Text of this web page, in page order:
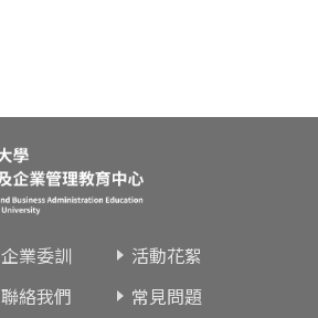
企業委訓
活動花絮
聯絡我們
常見問題